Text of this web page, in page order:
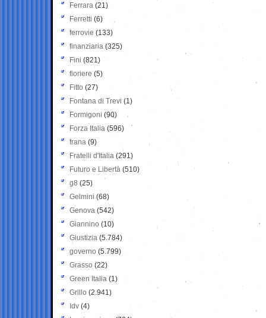
Ferrara (21)
Ferretti (6)
ferrovie (133)
finanziaria (325)
Fini (821)
fioriere (5)
Fitto (27)
Fontana di Trevi (1)
Formigoni (90)
Forza Italia (596)
frana (9)
Fratelli d'Italia (291)
Futuro e Libertà (510)
g8 (25)
Gelmini (68)
Genova (542)
Giannino (10)
Giustizia (5.784)
governo (5.799)
Grasso (22)
Green Italia (1)
Grillo (2.941)
Idv (4)